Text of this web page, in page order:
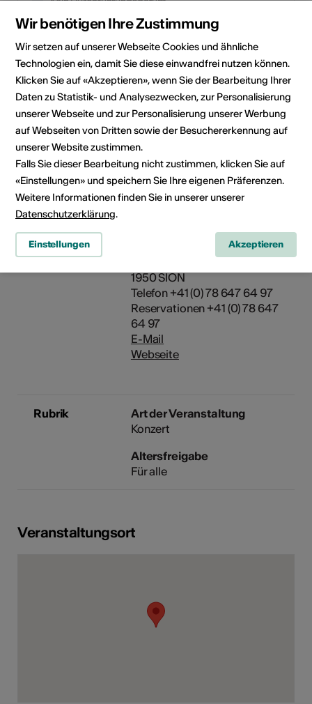
persönlichen Kalender hinzuzufügen.
Eventinformationen
Lokalität
Emotions Musicales
Rue de Condémines 28
1950 Sion
Veranstalter
Association musicale
1950 SION
Telefon +41 (0) 78 647 64 97
Reservationen +41 (0) 78 647
64 97
E-Mail
Webseite
Rubrik
Art der Veranstaltung
Konzert
Altersfreigabe
Für alle
Veranstaltungsort
Wir benötigen Ihre Zustimmung
Wir setzen auf unserer Webseite Cookies und ähnliche
Technologien ein, damit Sie diese einwandfrei nutzen können.
Klicken Sie auf «Akzeptieren», wenn Sie der Bearbeitung Ihrer
Daten zu Statistik- und Analysezwecken, zur Personalisierung
unserer Webseite und zur Personalisierung unserer Werbung
auf Webseiten von Dritten sowie der Besuchererkennung auf
unserer Website zustimmen.
Falls Sie dieser Bearbeitung nicht zustimmen, klicken Sie auf
«Einstellungen» und speichern Sie Ihre eigenen Präferenzen.
Weitere Informationen finden Sie in unserer unserer
Datenschutzerklärung.
Einstellungen Akzeptieren